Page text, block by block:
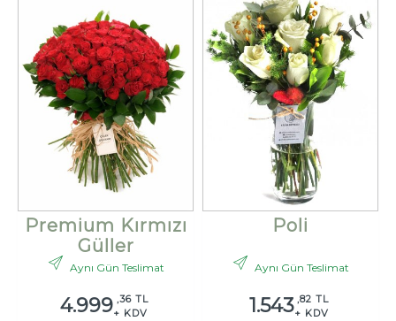
Premium Kırmızı
Güller
Aynı Gün Teslimat
4.999 ,36 TL
+ KDV
Poli
Aynı Gün Teslimat
1.543 ,82 TL
+ KDV